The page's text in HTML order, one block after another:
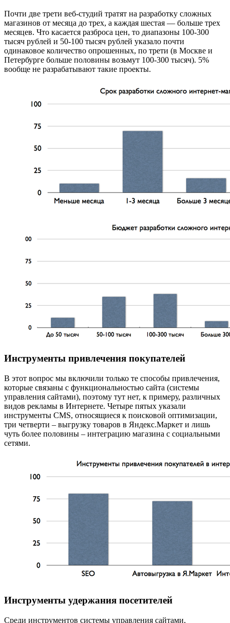
Почти две трети веб-студий тратят на разработку сложных
магазинов от месяца до трех, а каждая шестая — больше трех
месяцев. Что касается разброса цен, то диапазоны 100-300
тысяч рублей и 50-100 тысяч рублей указало почти
одинаковое количество опрошенных, по трети (в Москве и
Петербурге больше половины возьмут 100-300 тысяч). 5%
вообще не разрабатывают такие проекты.
Инструменты привлечения покупателей
В этот вопрос мы включили только те способы привлечения,
которые связаны с функциональностью сайта (системы
управления сайтами), поэтому тут нет, к примеру, различных
видов рекламы в Интернете. Четыре пятых указали
инструменты CMS, относящиеся к поисковой оптимизации,
три четверти – выгрузку товаров в Яндекс.Маркет и лишь
чуть более половины – интеграцию магазина с социальными
сетями.
Инструменты удержания посетителей
Среди инструментов системы управления сайтами,